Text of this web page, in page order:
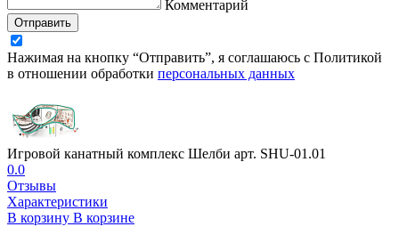
Комментарий
Отправить
Нажимая на кнопку “Отправить”, я соглашаюсь с Политикой
в отношении обработки персональных данных
Игровой канатный комплекс Шелби арт. SHU-01.01
0.0
Отзывы
Характеристики
В корзину В корзине